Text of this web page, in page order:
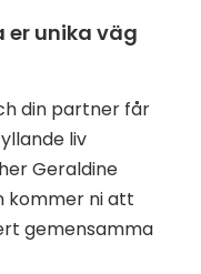
er unika väg
din partner får
liv
Geraldine
kommer ni att
gemensamma